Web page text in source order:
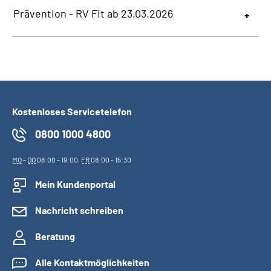
Prävention - RV Fit ab 23.03.2026
Kostenloses Servicetelefon
0800 1000 4800
MO- DO08:00 - 19:00, FR08:00 - 15:30
Mein Kundenportal
Nachricht schreiben
Beratung
Alle Kontaktmöglichkeiten